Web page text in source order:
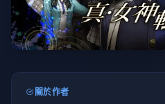
關於作者